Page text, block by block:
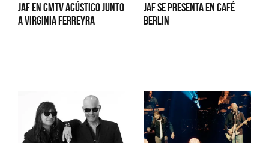
JAF en CMTV Acústico junto
a Virginia Ferreyra
JAF se presenta en Café
Berlin